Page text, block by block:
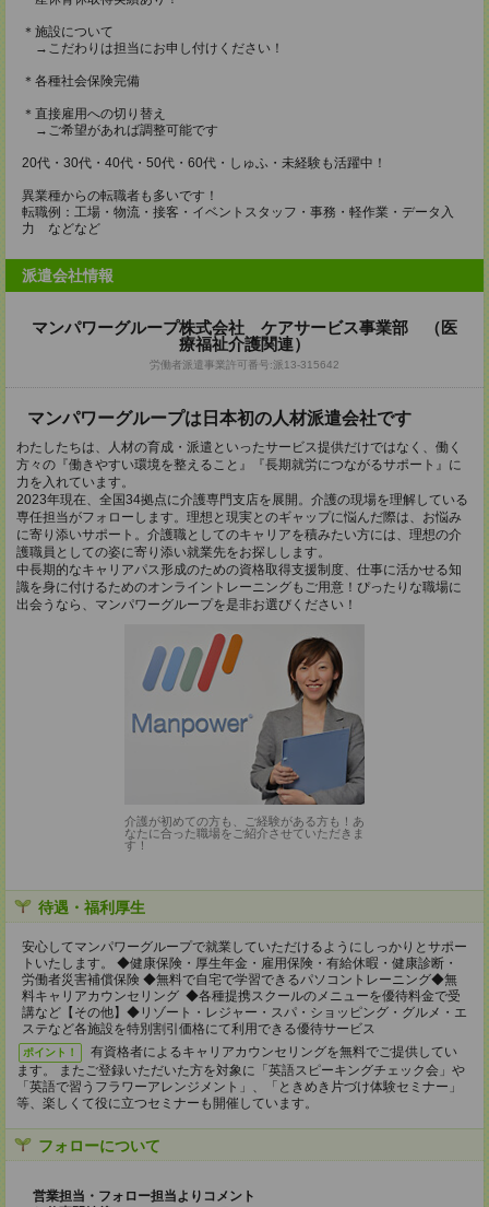
＊施設について
→こだわりは担当にお申し付けください！
＊各種社会保険完備
＊直接雇用への切り替え
→ご希望があれば調整可能です
20代・30代・40代・50代・60代・しゅふ・未経験も活躍中！
異業種からの転職者も多いです！
転職例：工場・物流・接客・イベントスタッフ・事務・軽作業・データ入
力 などなど
派遣会社情報
マンパワーグループ株式会社 ケアサービス事業部 （医
療福祉介護関連）
労働者派遣事業許可番号:派13-315642
マンパワーグループは日本初の人材派遣会社です
わたしたちは、人材の育成・派遣といったサービス提供だけではなく、働く
方々の『働きやすい環境を整えること』『長期就労につながるサポート』に
力を入れています。
2023年現在、全国34拠点に介護専門支店を展開。介護の現場を理解している
専任担当がフォローします。理想と現実とのギャップに悩んだ際は、お悩み
に寄り添いサポート。介護職としてのキャリアを積みたい方には、理想の介
護職員としての姿に寄り添い就業先をお探しします。
中長期的なキャリアパス形成のための資格取得支援制度、仕事に活かせる知
識を身に付けるためのオンライントレーニングもご用意！ぴったりな職場に
出会うなら、マンパワーグループを是非お選びください！
介護が初めての方も、ご経験がある方も！あ
なたに合った職場をご紹介させていただきま
す！
待遇・福利厚生
安心してマンパワーグループで就業していただけるようにしっかりとサポー
トいたします。 ◆健康保険・厚生年金・雇用保険・有給休暇・健康診断・
労働者災害補償保険 ◆無料で自宅で学習できるパソコントレーニング◆無
料キャリアカウンセリング ◆各種提携スクールのメニューを優待料金で受
講など【その他】◆リゾート・レジャー・スパ・ショッピング・グルメ・エ
ステなど各施設を特別割引価格にて利用できる優待サービス
ポイント！
有資格者によるキャリアカウンセリングを無料でご提供してい
ます。 またご登録いただいた方を対象に「英語スピーキングチェック会」や
「英語で習うフラワーアレンジメント」、「ときめき片づけ体験セミナー」
等、楽しくて役に立つセミナーも開催しています。
フォローについて
営業担当・フォロー担当よりコメント